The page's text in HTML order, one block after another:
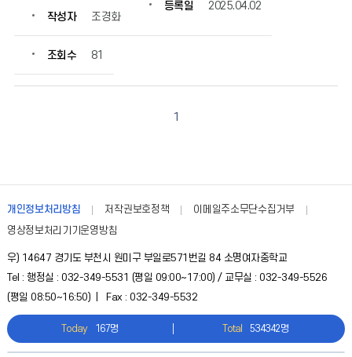
있
습
다.
작성자 조경화
등록일 2025.04.02
조회수 81
1
개인정보처리방침 저작권보호정책
이메일주소무단수집거부
영상정보처리기기운영방침
우) 14647 경기도 부천시 원미구 부일로571번길 84 소명여자중학교
Tel : 행정실 : 032-349-5531 (평일 09:00~17:00) / 교무실 : 032-349-5526
(평일 08:50~16:50) | Fax : 032-349-5532
Today 167명 Total 534342명